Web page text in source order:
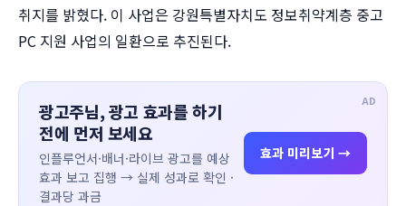
취지를 밝혔다. 이 사업은 강원특별자치도 정보취약계층 중고
PC 지원 사업의 일환으로 추진된다.
AD
광고주님, 광고 효과를 하기
전에 먼저 보세요
인플루언서·배너·라이브 광고를 예상
효과 보고 집행 → 실제 성과로 확인 ·
결과당 과금
효과 미리보기 →